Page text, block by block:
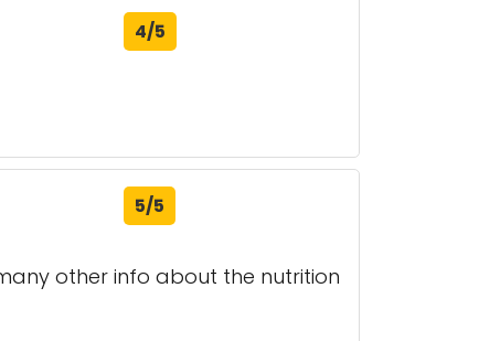
4/5
5/5
other info about the nutrition